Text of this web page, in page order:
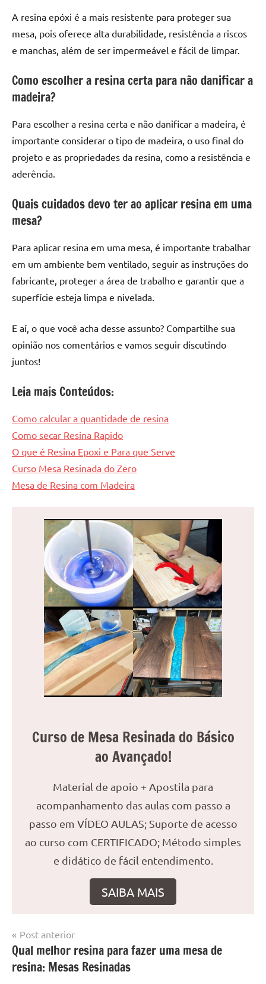
A resina epóxi é a mais resistente para proteger sua
mesa, pois oferece alta durabilidade, resistência a riscos
e manchas, além de ser impermeável e fácil de limpar.
Como escolher a resina certa para não danificar a
madeira?
Para escolher a resina certa e não danificar a madeira, é
importante considerar o tipo de madeira, o uso final do
projeto e as propriedades da resina, como a resistência e
aderência.
Quais cuidados devo ter ao aplicar resina em uma
mesa?
Para aplicar resina em uma mesa, é importante trabalhar
em um ambiente bem ventilado, seguir as instruções do
fabricante, proteger a área de trabalho e garantir que a
superfície esteja limpa e nivelada.
E aí, o que você acha desse assunto? Compartilhe sua
opinião nos comentários e vamos seguir discutindo
juntos!
Leia mais Conteúdos:
Como calcular a quantidade de resina
Como secar Resina Rapido
O que é Resina Epoxi e Para que Serve
Curso Mesa Resinada do Zero
Mesa de Resina com Madeira
Curso de Mesa Resinada do Básico
ao Avançado!
Material de apoio + Apostila para
acompanhamento das aulas com passo a
passo em VÍDEO AULAS; Suporte de acesso
ao curso com CERTIFICADO; Método simples
e didático de fácil entendimento.
SAIBA MAIS
Marcado
com
mesa
Mesa
resinada
Navegação
de
Post
Post anterior
Qual melhor resina para fazer uma mesa de
resina: Mesas Resinadas